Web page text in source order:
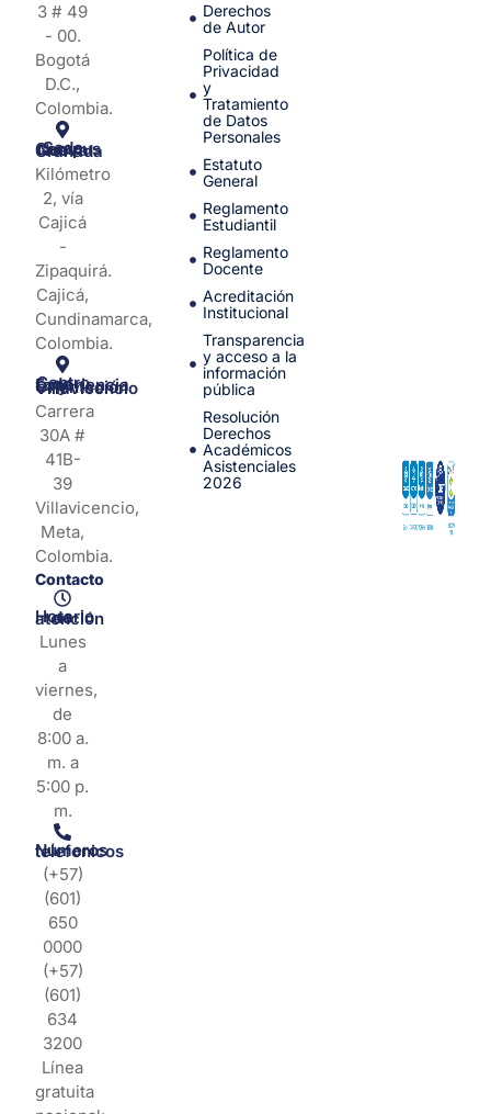
3 # 49
- 00.
Bogotá
D.C.,
Colombia.
Sede Campus Nueva Granada
Kilómetro
2, vía
Cajicá
-
Zipaquirá.
Cajicá,
Cundinamarca,
Colombia.
Centro de Experiencia y Orientación Villavicencio
Carrera
30A #
41B-
39
Villavicencio,
Meta,
Colombia.
Contacto
Horario de atención
Lunes
a
viernes,
de
8:00 a.
m. a
5:00 p.
m.
Números telefonicos
(+57)
(601)
650
0000
(+57)
(601)
634
3200
Línea
gratuita
Derechos
de Autor
Política de
Privacidad
y
Tratamiento
de Datos
Personales
Estatuto
General
Reglamento
Estudiantil
Reglamento
Docente
Acreditación
Institucional
Transparencia
y acceso a la
información
pública
Resolución
Derechos
Académicos
Asistenciales
2026